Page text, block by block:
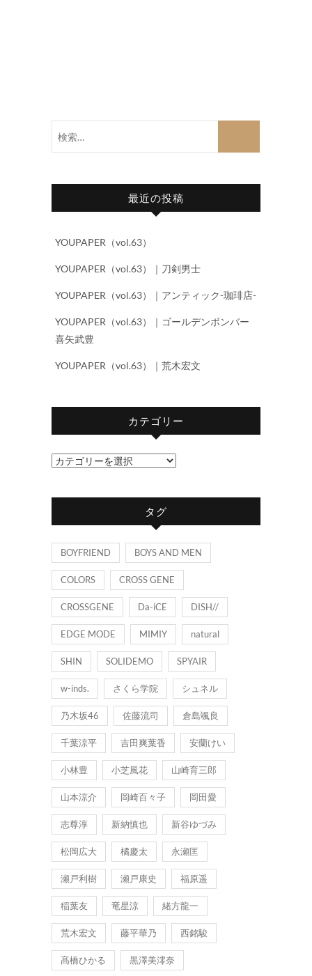
最近の投稿
YOUPAPER（vol.63）
YOUPAPER（vol.63）｜刀剣男士
YOUPAPER（vol.63）｜アンティック-珈琲店-
YOUPAPER（vol.63）｜ゴールデンボンバー
喜矢武豊
YOUPAPER（vol.63）｜荒木宏文
カテゴリー
カ
ゴ
タグ
BOYFRIEND BOYS AND MEN
COLORS CROSS GENE
CROSSGENE Da-iCE DISH//
EDGE MODE MIMIY natural
SHIN SOLIDEMO SPYAIR
w-inds. さくら学院 シュネル
乃木坂46 佐藤流司 倉島颯良
千葉涼平 吉田爽葉香 安蘭けい
小林豊 小芝風花 山崎育三郎
山本涼介 岡崎百々子 岡田愛
志尊淳 新納慎也 新谷ゆづみ
松岡広大 橘慶太 永瀬匡
瀬戸利樹 瀬戸康史 福原遥
稲葉友 竜星涼 緒方龍一
荒木宏文 藤平華乃 西銘駿
髙橋ひかる 黒澤美澪奈